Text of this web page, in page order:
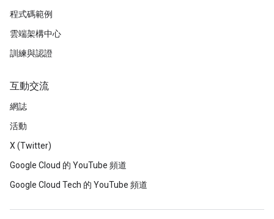
程式碼範例
雲端架構中心
訓練與認證
互動交流
網誌
活動
X (Twitter)
Google Cloud 的 YouTube 頻道
Google Cloud Tech 的 YouTube 頻道